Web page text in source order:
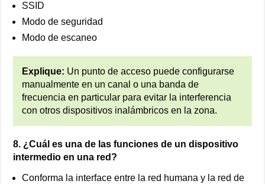
SSID
Modo de seguridad
Modo de escaneo
Explique: Un punto de acceso puede configurarse
manualmente en un canal o una banda de
frecuencia en particular para evitar la interferencia
con otros dispositivos inalámbricos en la zona.
8. ¿Cuál es una de las funciones de un dispositivo
intermedio en una red?
Conforma la interface entre la red humana y la red de